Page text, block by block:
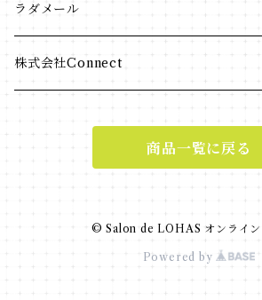
ラディール
ラダメール
株式会社Connect
商品一覧に戻る
© Salon de LOHAS オンライン
Powered by